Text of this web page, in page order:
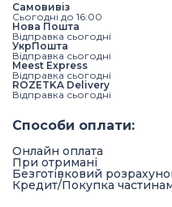
Самовивіз
Сьогодні до 16:00
Нова Пошта
Відправка сьогодні
УкрПошта
Відправка сьогодні
Meest Express
Відправка сьогодні
ROZETKA Delivery
Відправка сьогодні
Способи оплати:
Онлайн оплата
При отримані
Безготівковий
Кредит/Покупка